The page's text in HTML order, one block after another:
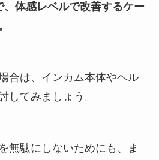
、体感レベルで改善するケー
合は、インカム本体やヘル
してみましょう。
無駄にしないためにも、ま